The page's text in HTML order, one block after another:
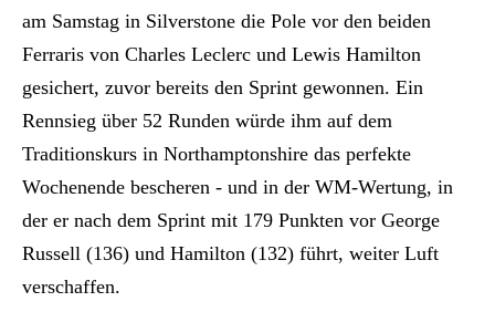
am Samstag in Silverstone die Pole vor den beiden
Ferraris von Charles Leclerc und Lewis Hamilton
gesichert, zuvor bereits den Sprint gewonnen. Ein
Rennsieg über 52 Runden würde ihm auf dem
Traditionskurs in Northamptonshire das perfekte
Wochenende bescheren - und in der WM-Wertung, in
der er nach dem Sprint mit 179 Punkten vor George
Russell (136) und Hamilton (132) führt, weiter Luft
verschaffen.